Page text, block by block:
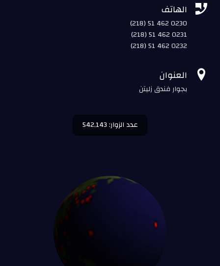
 الهاتف
(218) 51 462 0230
(218) 51 462 0231
(218) 51 462 0232
 العنوان
بجوار فندق زليتن
عدد الزوار: 542,143